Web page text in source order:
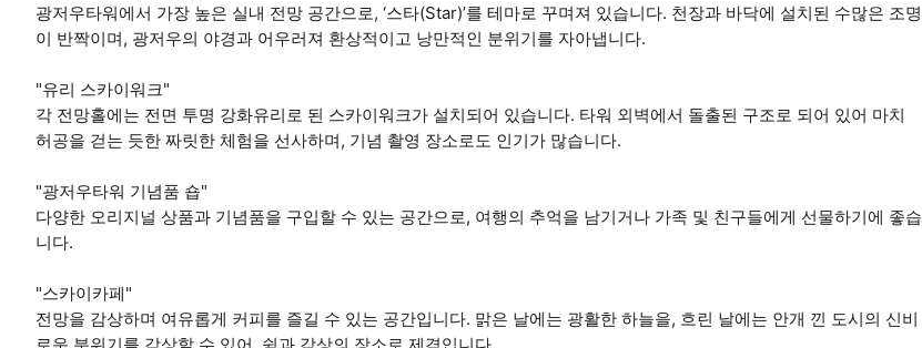
광저우타워에서 가장 높은 실내 전망 공간으로, ‘스타(Star)’를 테마로 꾸며져 있습니다. 천장과 바닥에 설치된 수많은 조명
이 반짝이며, 광저우의 야경과 어우러져 환상적이고 낭만적인 분위기를 자아냅니다.
"유리 스카이워크"
각 전망홀에는 전면 투명 강화유리로 된 스카이워크가 설치되어 있습니다. 타워 외벽에서 돌출된 구조로 되어 있어 마치
허공을 걷는 듯한 짜릿한 체험을 선사하며, 기념 촬영 장소로도 인기가 많습니다.
"광저우타워 기념품 숍"
다양한 오리지널 상품과 기념품을 구입할 수 있는 공간으로, 여행의 추억을 남기거나 가족 및 친구들에게 선물하기에 좋습
니다.
"스카이카페"
전망을 감상하며 여유롭게 커피를 즐길 수 있는 공간입니다. 맑은 날에는 광활한 하늘을, 흐린 날에는 안개 낀 도시의 신비